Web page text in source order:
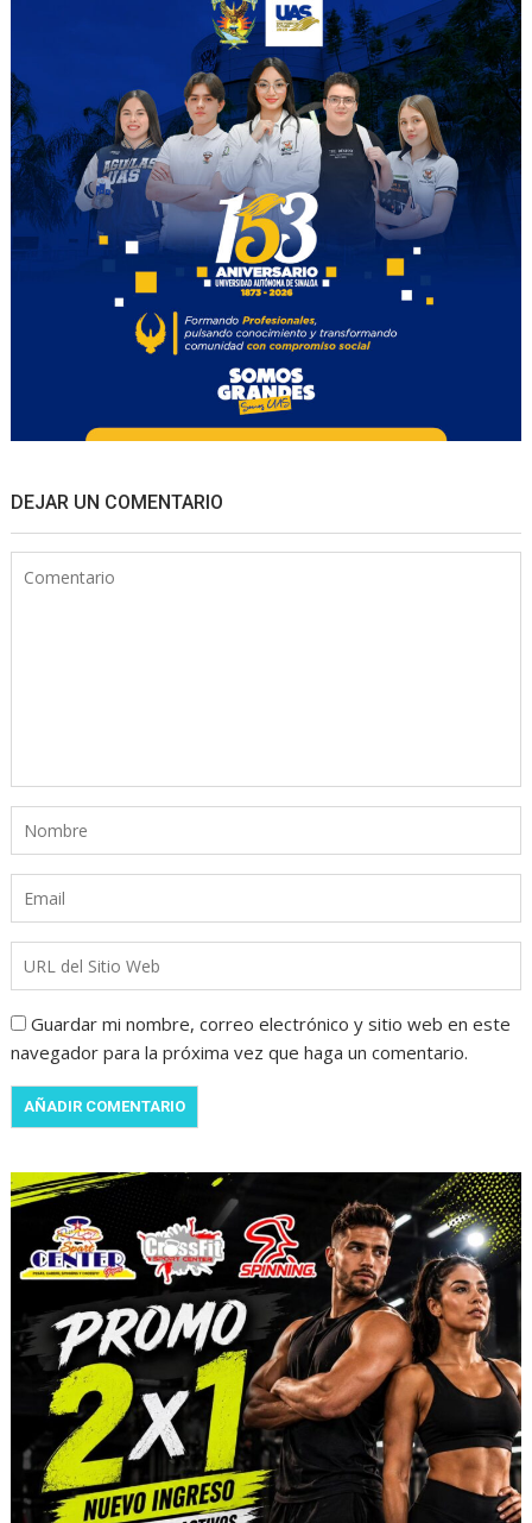
DEJAR UN COMENTARIO
Guardar mi nombre, correo electrónico y sitio web en este
navegador para la próxima vez que haga un comentario.